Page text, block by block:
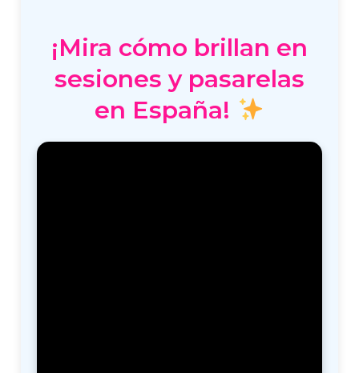
¡Mira cómo brillan en
sesiones y pasarelas
en España!